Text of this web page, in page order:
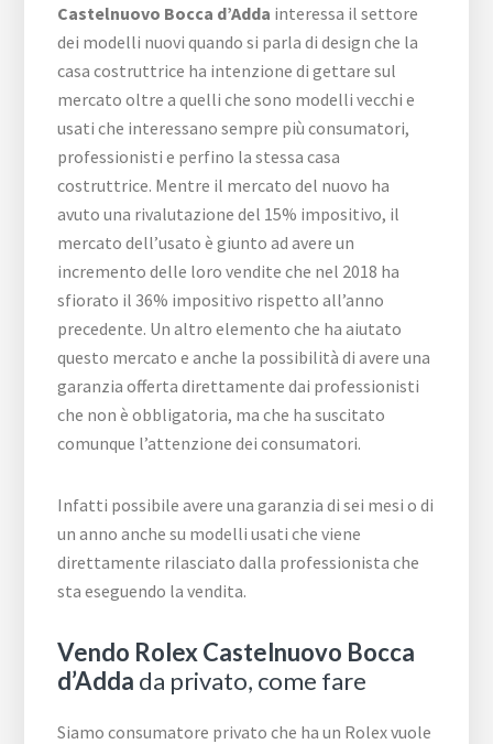
Castelnuovo Bocca d’Adda interessa il settore
dei modelli nuovi quando si parla di design che la
casa costruttrice ha intenzione di gettare sul
mercato oltre a quelli che sono modelli vecchi e
usati che interessano sempre più consumatori,
professionisti e perfino la stessa casa
costruttrice. Mentre il mercato del nuovo ha
avuto una rivalutazione del 15% impositivo, il
mercato dell’usato è giunto ad avere un
incremento delle loro vendite che nel 2018 ha
sfiorato il 36% impositivo rispetto all’anno
precedente. Un altro elemento che ha aiutato
questo mercato e anche la possibilità di avere una
garanzia offerta direttamente dai professionisti
che non è obbligatoria, ma che ha suscitato
comunque l’attenzione dei consumatori.
Infatti possibile avere una garanzia di sei mesi o di
un anno anche su modelli usati che viene
direttamente rilasciato dalla professionista che
sta eseguendo la vendita.
Vendo Rolex Castelnuovo Bocca
d’Adda da privato, come fare
Siamo consumatore privato che ha un Rolex vuole